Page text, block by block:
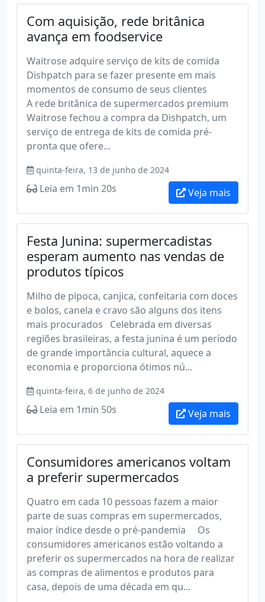
Com aquisição, rede britânica
avança em foodservice
Waitrose adquire serviço de kits de comida
Dishpatch para se fazer presente em mais
momentos de consumo de seus clientes
A rede britânica de supermercados premium
Waitrose fechou a compra da Dishpatch, um
serviço de entrega de kits de comida pré-
pronta que ofere...
quinta-feira, 13 de junho de 2024
Leia em 1min 20s Veja mais
Festa Junina: supermercadistas
esperam aumento nas vendas de
produtos típicos
Milho de pipoca, canjica, confeitaria com doces
e bolos, canela e cravo são alguns dos itens
mais procurados Celebrada em diversas
regiões brasileiras, a festa junina é um período
de grande importância cultural, aquece a
economia e proporciona ótimos nú...
quinta-feira, 6 de junho de 2024
Leia em 1min 50s Veja mais
Consumidores americanos voltam
a preferir supermercados
Quatro em cada 10 pessoas fazem a maior
parte de suas compras em supermercados,
maior índice desde o pré-pandemia Os
consumidores americanos estão voltando a
preferir os supermercados na hora de realizar
as compras de alimentos e produtos para
casa, depois de uma década em qu...